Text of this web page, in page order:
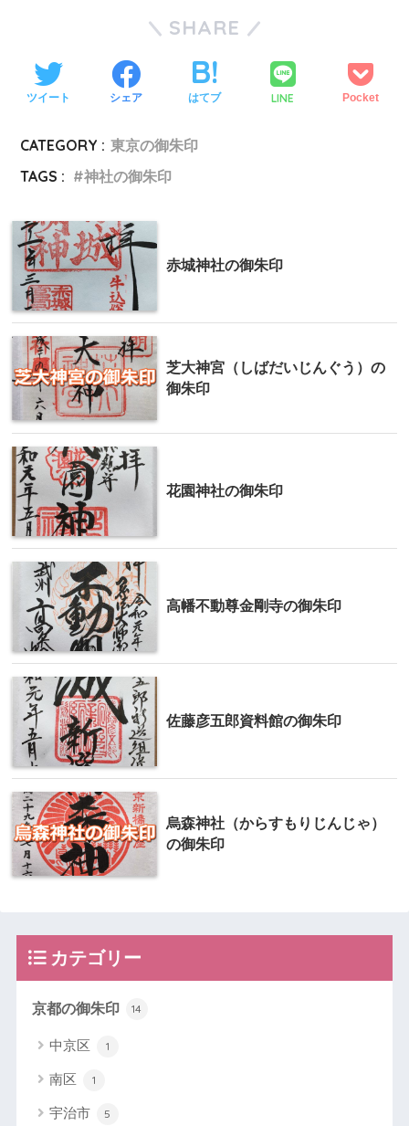
SHARE
ツイート シェア はてブ LINE Pocket
CATEGORY : 東京の御朱印
TAGS :
神社の御朱印
赤城神社の御朱印
芝大神宮（しばだいじんぐう）の
御朱印
花園神社の御朱印
高幡不動尊金剛寺の御朱印
佐藤彦五郎資料館の御朱印
烏森神社（からすもりじんじゃ）
の御朱印
カテゴリー
京都の御朱印 14
中京区 1
南区 1
宇治市 5